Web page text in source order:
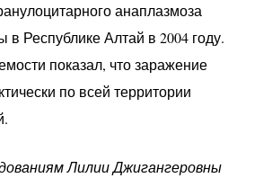
анаплазмоза
в Республике Алтай в 2004 году.
показал, что заражение
по всей территории
Лилии Джигангеровны